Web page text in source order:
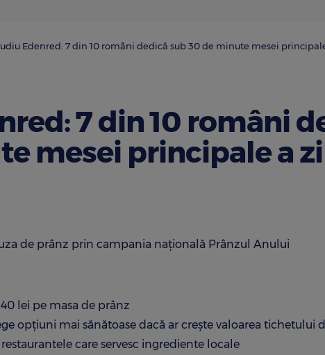
Edenred: 7 din 10 români dedică sub 30 de minute mesei
7 din 10 români
mesei principale a
de prânz prin campania națională Prânzul Anului
lei pe masa de prânz
opțiuni mai sănătoase dacă ar crește valoarea tichetului
care servesc ingrediente locale